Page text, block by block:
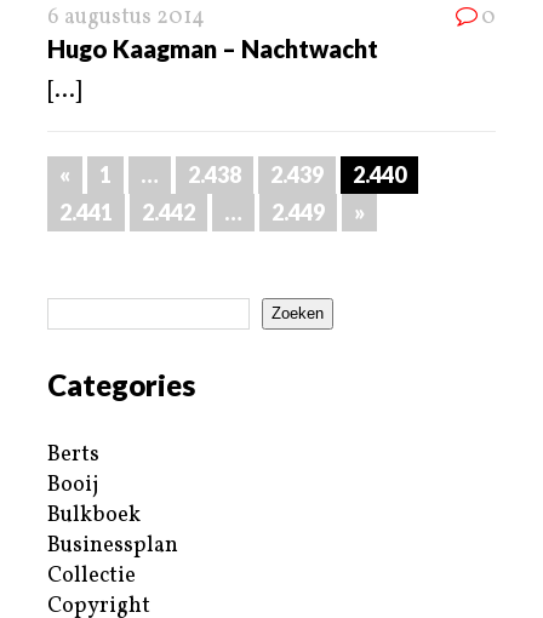
6 augustus 2014 0
Hugo Kaagman – Nachtwacht
[...]
« 1 … 2.438 2.439
2.440
2.441
2.442 … 2.449 »
Zoeken
Categories
Berts
Booij
Bulkboek
Businessplan
Collectie
Copyright